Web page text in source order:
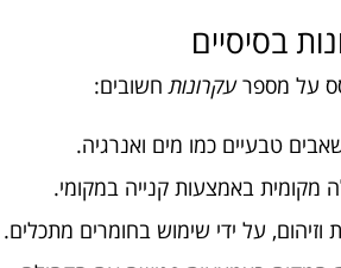
בסיסיים
על מספרעקרונותחשובים:
טבעיים כמו מים ואנרגיה.
מקומית באמצעות קנייה במקומי.
על ידי שימוש בחומרים מתכלים.